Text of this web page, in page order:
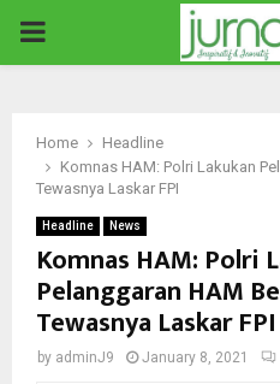
PRIMARY
Home
Headline
Komnas HAM: Polri Lakukan
Tewasnya Laskar FPI
Headline News
Komnas HAM: Polri
Pelanggaran HAM
Tewasnya Laskar FPI
by adminJ9 January 8, 2021